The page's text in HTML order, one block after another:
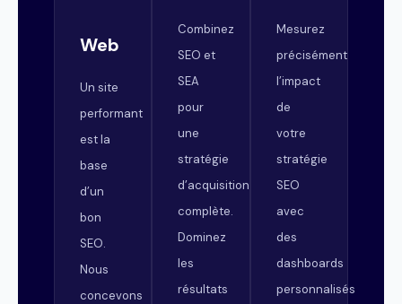
Web
Un site
performant
est la
base
d’un
bon
SEO.
Nous
concevons
Combinez
SEO et
SEA
pour
une
stratégie
d’acquisition
complète.
Dominez
les
résultats
Mesurez
précisément
l’impact
de
votre
stratégie
SEO
avec
des
dashboards
personnalisés